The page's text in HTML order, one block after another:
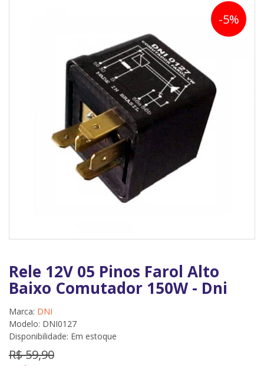
-5%
Rele 12V 05 Pinos Farol Alto
Baixo Comutador 150W - Dni
Marca: DNI
Modelo: DNI0127
Disponibilidade: Em estoque
R$ 59,90